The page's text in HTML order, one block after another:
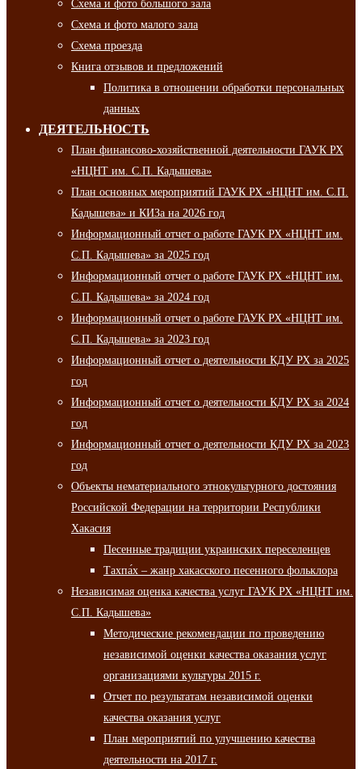
Схема и фото большого зала
Схема и фото малого зала
Схема проезда
Книга отзывов и предложений
Политика в отношении обработки персональных
данных
ДЕЯТЕЛЬНОСТЬ
План финансово-хозяйственной деятельности ГАУК РХ
«НЦНТ им. С.П. Кадышева»
План основных мероприятий ГАУК РХ «НЦНТ им. С.П.
Кадышева» и КИЗа на 2026 год
Информационный отчет о работе ГАУК РХ «НЦНТ им.
С.П. Кадышева» за 2025 год
Информационный отчет о работе ГАУК РХ «НЦНТ им.
С.П. Кадышева» за 2024 год
Информационный отчет о работе ГАУК РХ «НЦНТ им.
С.П. Кадышева» за 2023 год
Информационный отчет о деятельности КДУ РХ за 2025
год
Информационный отчет о деятельности КДУ РХ за 2024
год
Информационный отчет о деятельности КДУ РХ за 2023
год
Объекты нематериального этнокультурного достояния
Российской Федерации на территории Республики
Хакасия
Песенные традиции украинских переселенцев
Тахпа́х – жанр хакасского песенного фольклора
Независимая оценка качества услуг ГАУК РХ «НЦНТ им.
С.П. Кадышева»
Методические рекомендации по проведению
независимой оценки качества оказания услуг
организациями культуры 2015 г.
Отчет по результатам независимой оценки
качества оказания услуг
План мероприятий по улучшению качества
деятельности на 2017 г.